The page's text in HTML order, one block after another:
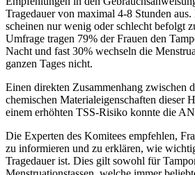
Tragedauer von maximal 4-8 Stunden
scheinen nur wenig oder schlecht befolgt
Umfrage tragen 79% der Frauen den
Nacht und fast 30% wechseln die
ganzen Tages nicht.
Einen direkten Zusammenhang zwischen
chemischen Materialeigenschaften dieser
einem erhöhten TSS-Risiko konnte die
Die Experten des Komitees empfehlen,
zu informieren und zu erklären, wie
Tragedauer ist. Dies gilt sowohl für